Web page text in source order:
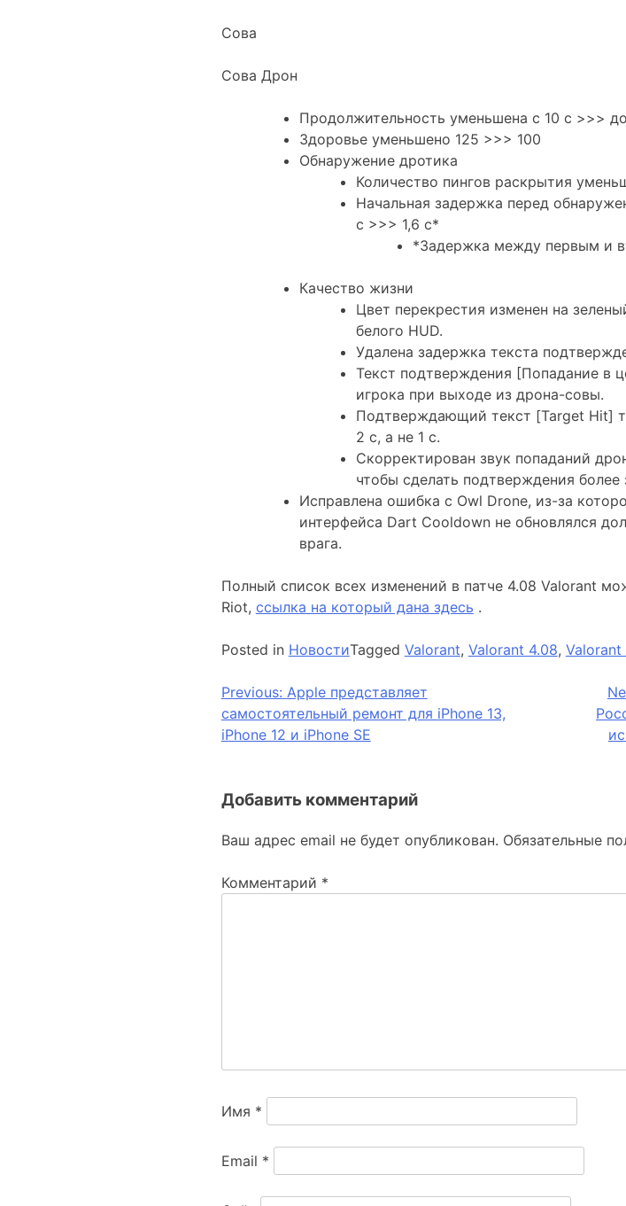
Сова
Сова Дрон
Продолжительность уменьшена с 10 с >>>
Здоровье уменьшено 125 >>> 100
Обнаружение дротика
Количество пингов раскрытия
Начальная задержка перед
с >>> 1,6 с*
*Задержка между первым и
Качество жизни
Цвет перекрестия изменен на
белого HUD.
Удалена задержка текста
Текст подтверждения [Попадание в
игрока при выходе из дрона-совы.
Подтверждающий текст [Target Hit]
2 с, а не 1 с.
Скорректирован звук попаданий
чтобы сделать подтверждения
Исправлена ​​ошибка с Owl Drone, из-за
интерфейса Dart Cooldown не обновлялся
врага.
Полный список всех изменений в патче 4.08 Valorant
Riot, ссылка на который дана здесь .
Posted in НовостиTagged Valorant, Valorant 4.08, Valorant
Навигация
по
Previous: Apple представляет
самостоятельный ремонт для iPhone 13,
iPhone 12 и iPhone SE
Добавить комментарий
Ваш адрес email не будет опубликован. Обязательные
Комментарий *
Имя *
Email *